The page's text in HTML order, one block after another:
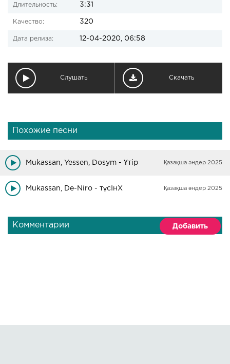
Длительность: 3:31
Качество: 320
Дата релиза: 12-04-2020, 06:58
Слушать Скачать
Похожие песни
Mukassan, Yessen, Dosym - Үтір Қазақша әндер 2025
Mukassan, De-Niro - түсІнХ Қазақша әндер 2025
Комментарии Добавить